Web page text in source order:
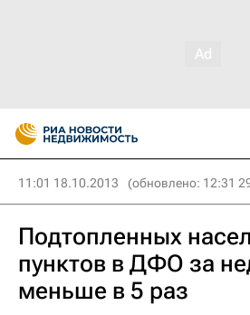
11:01 18.10.2013 (обновлено: 12:31
Подтопленных
пунктов в ДФО за
меньше в 5 раз